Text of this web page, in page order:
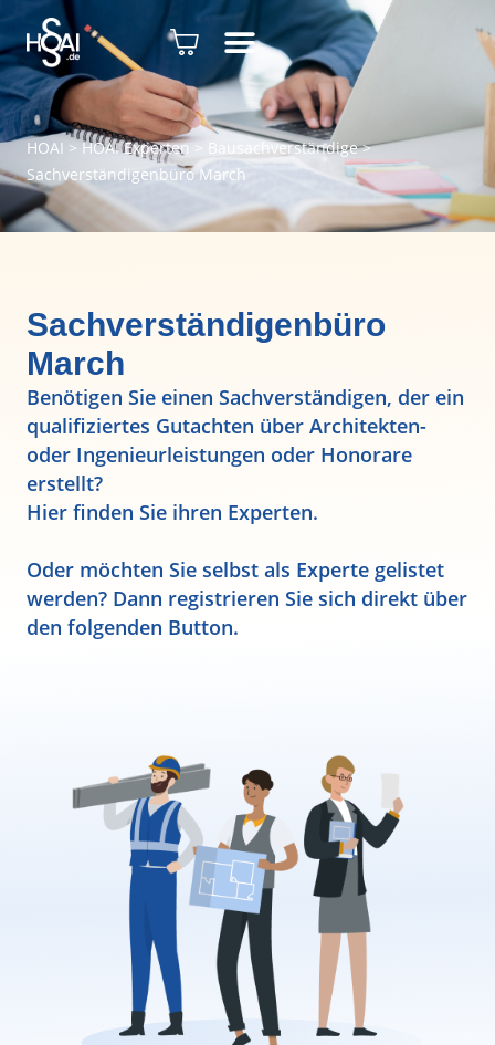
HOAI > HOAI Experten> Bausachverständige>
Sachverständigenbüro March
Sachverständigenbüro
March
Benötigen Sie einen Sachverständigen, der ein
qualifiziertes Gutachten über Architekten-
oder Ingenieurleistungen oder Honorare
erstellt?
Hier finden Sie ihren Experten.
Oder möchten Sie selbst als Experte gelistet
werden? Dann registrieren Sie sich direkt über
den folgenden Button.